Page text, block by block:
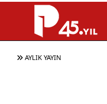
AYLIK YAYIN